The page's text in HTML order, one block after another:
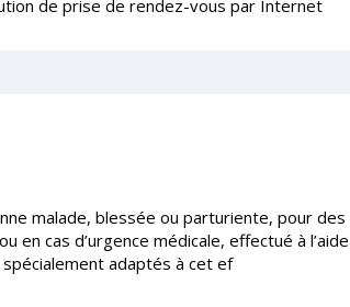
de prise de rendez-vous par Internet
malade, blessée ou parturiente, pour des
en cas d’urgence médicale, effectué à l’aide
adaptés à cet ef